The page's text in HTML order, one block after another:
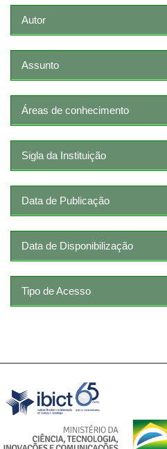
Autor
Assunto
Áreas de conhecimento
Sigla da Instituição
Data de Publicação
Data de Disponibilização
Tipo de Acesso